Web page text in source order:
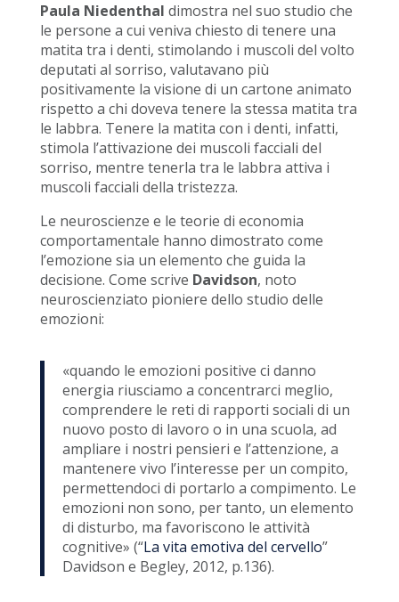
Paula Niedenthal dimostra nel suo studio che
le persone a cui veniva chiesto di tenere una
matita tra i denti, stimolando i muscoli del volto
deputati al sorriso, valutavano più
positivamente la visione di un cartone animato
rispetto a chi doveva tenere la stessa matita tra
le labbra. Tenere la matita con i denti, infatti,
stimola l’attivazione dei muscoli facciali del
sorriso, mentre tenerla tra le labbra attiva i
muscoli facciali della tristezza.
Le neuroscienze e le teorie di economia
comportamentale hanno dimostrato come
l’emozione sia un elemento che guida la
decisione. Come scrive Davidson, noto
neuroscienziato pioniere dello studio delle
emozioni:
«quando le emozioni positive ci danno
energia riusciamo a concentrarci meglio,
comprendere le reti di rapporti sociali di un
nuovo posto di lavoro o in una scuola, ad
ampliare i nostri pensieri e l’attenzione, a
mantenere vivo l’interesse per un compito,
permettendoci di portarlo a compimento. Le
emozioni non sono, per tanto, un elemento
di disturbo, ma favoriscono le attività
cognitive» (“La vita emotiva del cervello”
Davidson e Begley, 2012, p.136).